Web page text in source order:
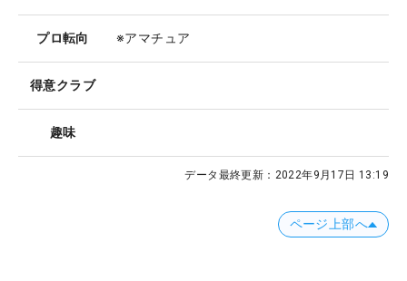
プロ転向 ※アマチュア
得意クラブ
趣味
データ最終更新： 2022年9月17日 13:19
ページ上部へ